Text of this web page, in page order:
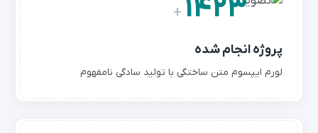
1423
+
پروژه انجام شده
لورم ایپسوم متن ساختگی با تولید سادگی نامفهوم